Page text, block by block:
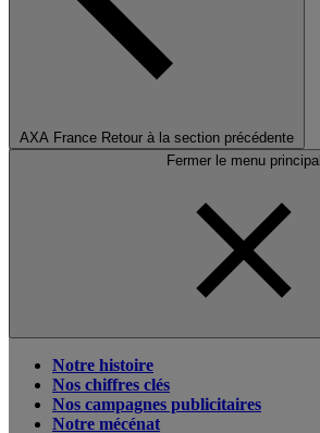
AXA France Retour à la section précédente
Fermer le menu principal
Notre histoire
Nos chiffres clés
Nos campagnes publicitaires
Notre mécénat